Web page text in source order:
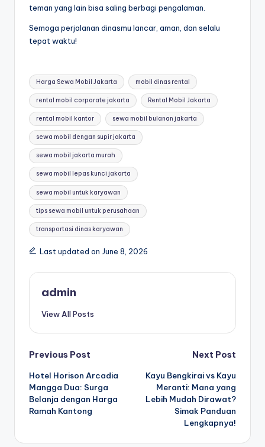
teman yang lain bisa saling berbagi pengalaman.
Semoga perjalanan dinasmu lancar, aman, dan selalu
tepat waktu!
Tags:
Harga Sewa Mobil Jakarta mobil dinas rental
rental mobil corporate jakarta Rental Mobil Jakarta
rental mobil kantor sewa mobil bulanan jakarta
sewa mobil dengan supir jakarta
sewa mobil jakarta murah
sewa mobil lepas kunci jakarta
sewa mobil untuk karyawan
tips sewa mobil untuk perusahaan
transportasi dinas karyawan
Last updated on June 8, 2026
admin
View All Posts
Post
navigation
Previous Post
Hotel Horison Arcadia
Mangga Dua: Surga
Belanja dengan Harga
Ramah Kantong
Next Post
Kayu Bengkirai vs Kayu
Meranti: Mana yang
Lebih Mudah Dirawat?
Simak Panduan
Lengkapnya!